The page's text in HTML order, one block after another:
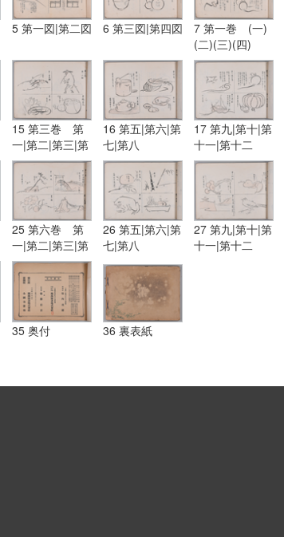
5 第一図|第二図 6 第三図|第四図
7 第一巻 (一)
(二)(三)(四)
15 第三巻 第
一|第二|第三|第
四
16 第五|第六|第
七|第八
17 第九|第十|第
十一|第十二
25 第六巻 第
一|第二|第三|第
四
26 第五|第六|第
七|第八
27 第九|第十|第
十一|第十二
35 奥付 36 裏表紙